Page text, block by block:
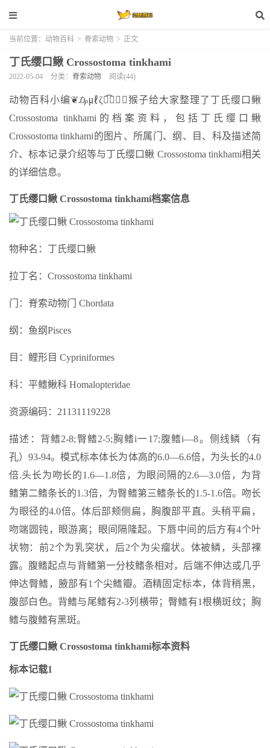
当前位置： 动物百科 > 脊索动物 > 正文
丁氏缨口鳅 Crossostoma tinkhami
2022-05-04 分类： 脊索动物 阅读(44)
动物百科小编❦₯㎕ζั͡✾✎﹏猴子给大家整理了丁氏缨口鳅
Crossostoma tinkhami的档案资料，包括丁氏缨口鳅
Crossostoma tinkhami的图片、所属门、纲、目、科及描述简
介、标本记录介绍等与丁氏缨口鳅 Crossostoma tinkhami相关
的详细信息。
丁氏缨口鳅 Crossostoma tinkhami档案信息
物种名：丁氏缨口鳅
拉丁名：Crossostoma tinkhami
门：脊索动物门 Chordata
纲：鱼纲Pisces
目：鲤形目 Cypriniformes
科：平鳍鳅科 Homalopteridae
资源编码：21131119228
描述：背鳍2-8;臀鳍2-5;胸鳍i一17;腹鳍i—8。侧线鳞（有
孔）93-94。模式标本体长为体高的6.0—6.6倍，为头长的4.0
倍.头长为吻长的1.6—1.8倍，为眼间隔的2.6—3.0倍，为背
鳍第二鳍条长的1.3倍，为臀鳍第三鳍条长的1.5-1.6倍。吻长
为眼径的4.0倍。体后部颊侧扁，胸腹部平直。头稍平扁，
吻端圆钝，眼游离；眼间隔隆起。下唇中间的后方有4个叶
状物：前2个为乳突状，后2个为尖瘤状。体被鳞，头部裸
露。腹鳍起点与背鳍第一分枝鳍条相对，后端不伸达或几乎
伸达臀鳍，腋部有1个尖鳍瓣。酒精固定标本，体背稍黑，
腹部白色。背鳍与尾鳍有2-3列横带；臀鳍有1根横斑纹；胸
鳍与腹鳍有黑斑。
丁氏缨口鳅 Crossostoma tinkhami标本资料
标本记载1